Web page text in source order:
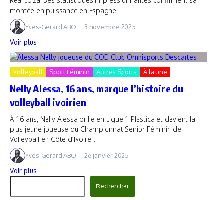
montée en puissance en Espagne....
Yves-Gerard ABO 3 novembre 2025
Voir plus
Volleyball Sport Féminin Autres Sports À la une
Nelly Alessa, 16 ans, marque l’histoire du
volleyball ivoirien
À 16 ans, Nelly Alessa brille en Ligue 1 Plastica et devient la
plus jeune joueuse du Championnat Senior Féminin de
Volleyball en Côte d’Ivoire....
Yves-Gerard ABO 26 janvier 2025
Voir plus
Rechercher